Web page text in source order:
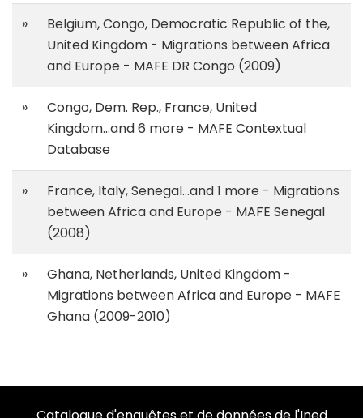
»
Belgium, Congo, Democratic Republic of the,
United Kingdom - Migrations between Africa
and Europe - MAFE DR Congo (2009)
»
Congo, Dem. Rep., France, United
Kingdom...and 6 more - MAFE Contextual
Database
»
France, Italy, Senegal...and 1 more - Migrations
between Africa and Europe - MAFE Senegal
(2008)
»
Ghana, Netherlands, United Kingdom -
Migrations between Africa and Europe - MAFE
Ghana (2009-2010)